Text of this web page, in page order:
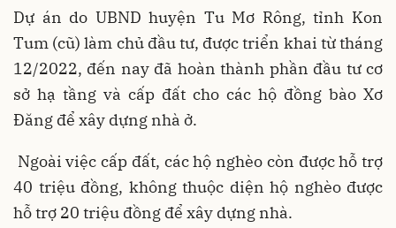
Dự án do UBND huyện Tu Mơ Rông, tỉnh Kon
Tum (cũ) làm chủ đầu tư, được triển khai từ tháng
12/2022, đến nay đã hoàn thành phần đầu tư cơ
sở hạ tầng và cấp đất cho các hộ đồng bào Xơ
Đăng để xây dựng nhà ở.
Ngoài việc cấp đất, các hộ nghèo còn được hỗ trợ
40 triệu đồng, không thuộc diện hộ nghèo được
hỗ trợ 20 triệu đồng để xây dựng nhà.